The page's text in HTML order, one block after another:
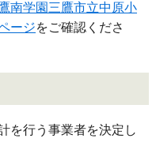
鷹南学園三鷹市立中原小
ージをご確認くださ
を行う事業者を決定し